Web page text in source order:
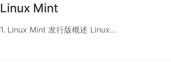
Linux Mint
1. Linux Mint 发行版概述 Linux…